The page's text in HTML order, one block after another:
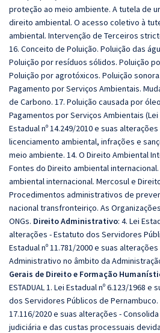
proteção ao meio ambiente. A tutela de
direito ambiental. O acesso coletivo à
ambiental. Intervenção de Terceiros
16. Conceito de Poluição. Poluição das
Poluição por resíduos sólidos. Poluição
Poluição por agrotóxicos. Poluição
Pagamento por Serviços Ambientais.
de Carbono. 17. Poluição causada por
Pagamentos por Serviços Ambientais (Lei
Estadual nº 14.249/2010 e suas
licenciamento ambiental, infrações e
meio ambiente. 14. O Direito Ambiental
Fontes do Direito ambiental
ambiental internacional. Mercosul e
Procedimentos administrativos de
nacional transfronteiriço. As
ONGs. Direito Administrativo: 4. Lei
alterações - Estatuto dos Servidores
Estadual nº 11.781/2000 e suas
Administrativo no âmbito da
Gerais de Direito e Formação
ESTADUAL 1. Lei Estadual nº 6.123/1968
dos Servidores Públicos de Pernambuco.
17.116/2020 e suas alterações -
judiciária e das custas processuais